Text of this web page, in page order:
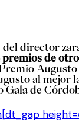
del director
premios de
al mejor
de